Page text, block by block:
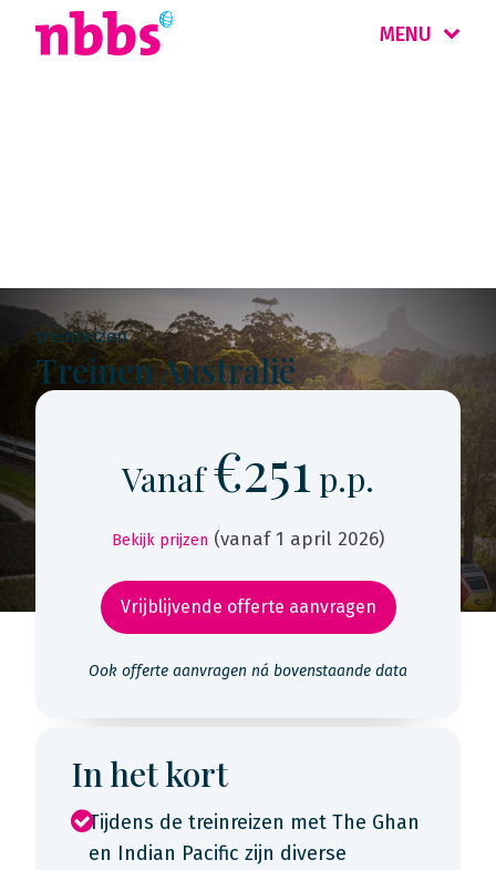
MENU
treinreizen
Treinen Australië
Vanaf€251 p.p.
Bekijk prijzen (vanaf 1 april 2026)
Vrijblijvende offerte aanvragen
Ook offerte aanvragen ná bovenstaande data
In het kort
Tijdens de treinreizen met The Ghan
en Indian Pacific zijn diverse